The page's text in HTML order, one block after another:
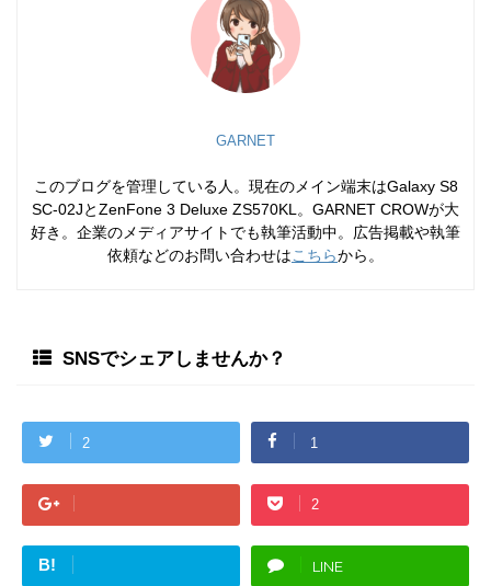
GARNET
このブログを管理している人。現在のメイン端末はGalaxy S8
SC-02JとZenFone 3 Deluxe ZS570KL。GARNET CROWが大
好き。企業のメディアサイトでも執筆活動中。広告掲載や執筆
依頼などのお問い合わせはこちらから。
SNSでシェアしませんか？
2 1
2
B! LINE